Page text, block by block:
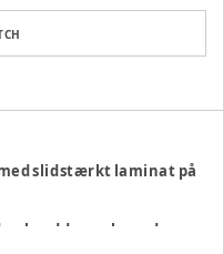
slidstærkt laminat på
bredder og længder.